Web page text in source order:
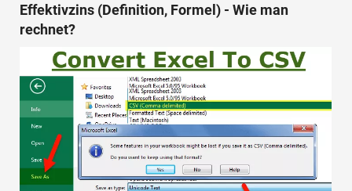
Effektivzins (Definition, Formel) - Wie man
rechnet?